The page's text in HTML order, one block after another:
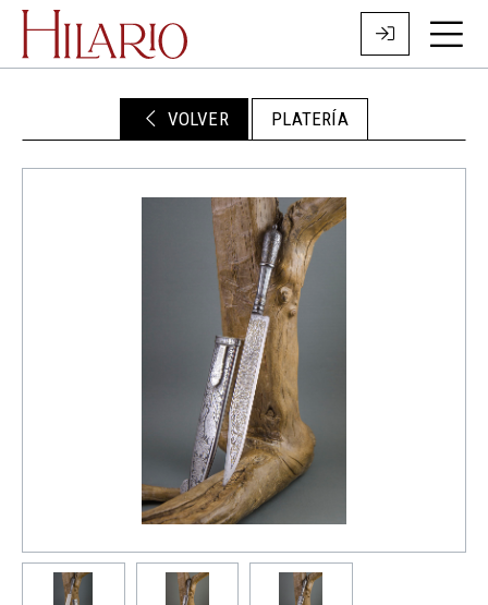
VOLVER PLATERÍA